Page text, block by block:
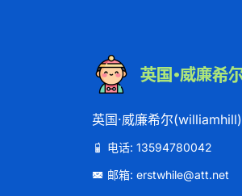
英国·威廉希尔(williamhill)
电话: 13594780042
邮箱: erstwhile@att.net